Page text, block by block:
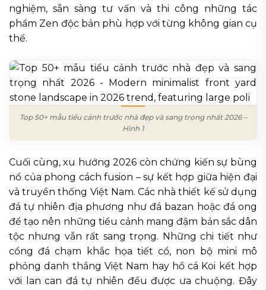
nghiệm, sẵn sàng tư vấn và thi công những tác
phẩm Zen độc bản phù hợp với từng không gian cụ
thể.
Top 50+ mẫu tiểu cảnh trước nhà đẹp và sang trọng nhất 2026 –
Hình 1
Cuối cùng, xu hướng 2026 còn chứng kiến sự bùng
nổ của phong cách fusion – sự kết hợp giữa hiện đại
và truyền thống Việt Nam. Các nhà thiết kế sử dụng
đá tự nhiên địa phương như đá bazan hoặc đá ong
để tạo nên những tiểu cảnh mang đậm bản sắc dân
tộc nhưng vẫn rất sang trọng. Những chi tiết như
cổng đá chạm khắc họa tiết cổ, non bộ mini mô
phỏng danh thắng Việt Nam hay hồ cá Koi kết hợp
với lan can đá tự nhiên đều được ưa chuộng. Đây